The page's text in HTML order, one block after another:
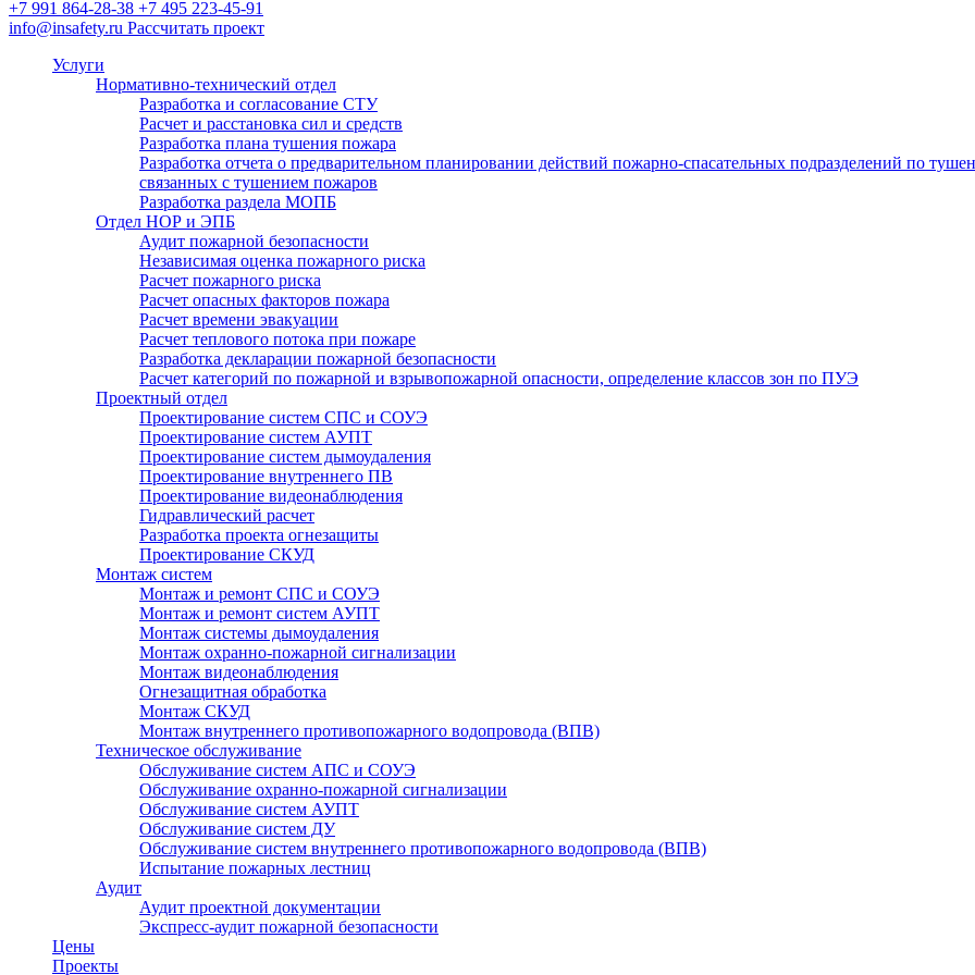
+7 991 864-28-38 +7 495 223-45-91
info@insafety.ru Рассчитать проект
Услуги
Нормативно-технический отдел
Разработка и согласование СТУ
Расчет и расстановка сил и средств
Разработка плана тушения пожара
Разработка отчета о предварительном планировании действий пожарно-спасательных подразделений по
связанных с тушением пожаров
Разработка раздела МОПБ
Отдел НОР и ЭПБ
Аудит пожарной безопасности
Независимая оценка пожарного риска
Расчет пожарного риска
Расчет опасных факторов пожара
Расчет времени эвакуации
Расчет теплового потока при пожаре
Разработка декларации пожарной безопасности
Расчет категорий по пожарной и взрывопожарной опасности, определение классов зон по ПУЭ
Проектный отдел
Проектирование систем СПС и СОУЭ
Проектирование систем АУПТ
Проектирование систем дымоудаления
Проектирование внутреннего ПВ
Проектирование видеонаблюдения
Гидравлический расчет
Разработка проекта огнезащиты
Проектирование СКУД
Монтаж систем
Монтаж и ремонт СПС и СОУЭ
Монтаж и ремонт систем АУПТ
Монтаж системы дымоудаления
Монтаж охранно-пожарной сигнализации
Монтаж видеонаблюдения
Огнезащитная обработка
Монтаж СКУД
Монтаж внутреннего противопожарного водопровода (ВПВ)
Техническое обслуживание
Обслуживание систем АПС и СОУЭ
Обслуживание охранно-пожарной сигнализации
Обслуживание систем АУПТ
Обслуживание систем ДУ
Обслуживание систем внутреннего противопожарного водопровода (ВПВ)
Испытание пожарных лестниц
Аудит
Аудит проектной документации
Экспресс-аудит пожарной безопасности
Цены
Проекты
Расчет категорий по пожарной и взрывопожарной
опасности, определение классов зон по ПУЭ
Пожарный аутсорсинг
водопровода (ВПВ)